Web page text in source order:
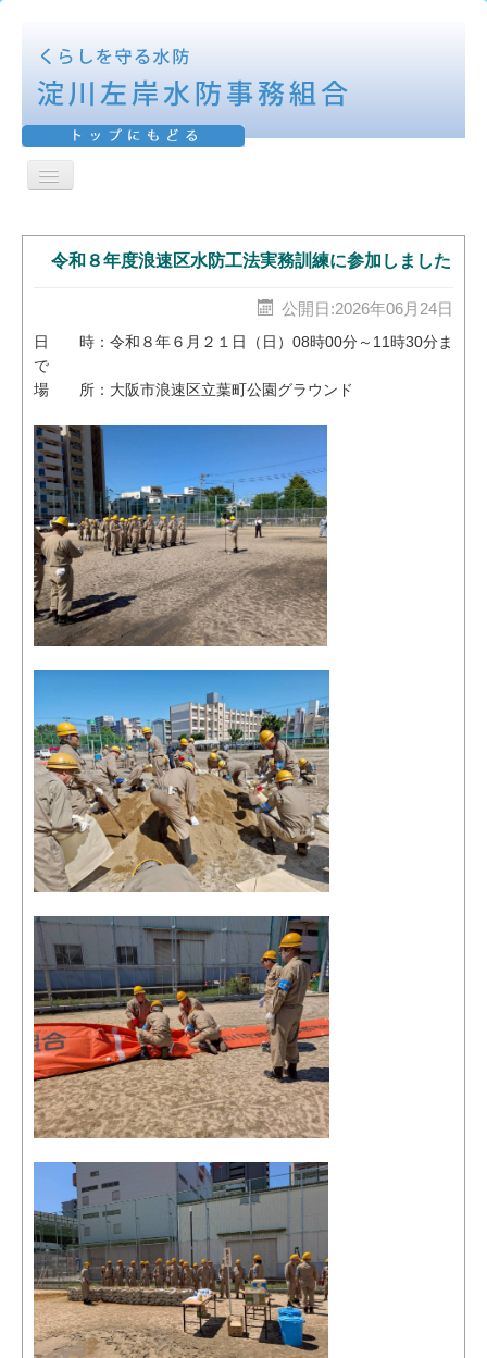
ナ
ー
シ
活動報告
表彰報告
防御区域
水防工法
団員・協力団体募集
例規集
会計
水防の歴史
令和８年度浪速区水防工法実務訓練に参加しました
公開日:2026年06月24日
日 時：令和８年６月２１日（日）08時00分～11時30分ま
で
場 所：大阪市浪速区立葉町公園グラウンド